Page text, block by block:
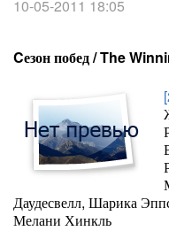
10-05-2011 18:05
Cезон побед / The
Даудесвелл, Шарика
Мелани Хинкль